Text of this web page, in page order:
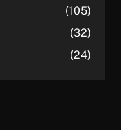
(105)
(32)
(24)